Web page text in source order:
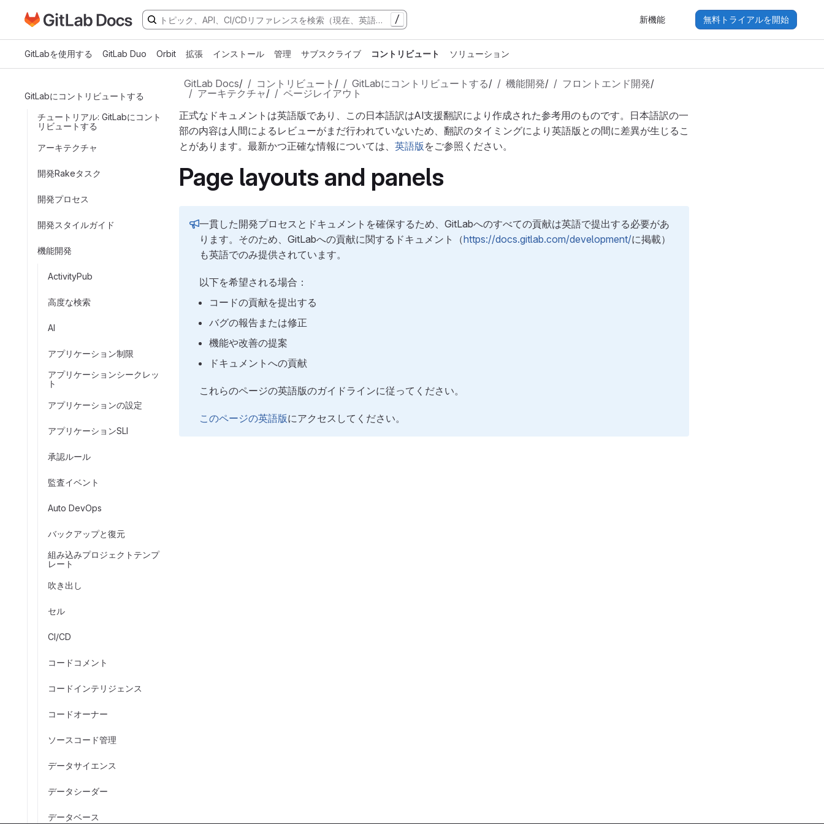
メインコンテンツにスキップ
GitLabドキュメントのホームページに移動 / 新機能 無料トライアルを開始
GitLabを使用する GitLab Duo Orbit 拡張 インストール 管理 サブスクライブ コントリビュート ソリューション
GitLabにコントリビュートする
チュートリアル: GitLabにコント
リビュートする
アーキテクチャ
開発Rakeタスク
開発プロセス
開発スタイルガイド
機能開発
ActivityPub
高度な検索
AI
アプリケーション制限
アプリケーションシークレッ
ト
アプリケーションの設定
アプリケーションSLI
承認ルール
監査イベント
Auto DevOps
バックアップと復元
組み込みプロジェクトテンプ
レート
吹き出し
セル
CI/CD
コードコメント
コードインテリジェンス
コードオーナー
ソースコード管理
データサイエンス
データシーダー
データベース
GitLab Docs/ コントリビュート / GitLabにコントリビュートする/ 機能開発/ フロントエンド開発/
アーキテクチャ/
ページレイアウト
正式なドキュメントは英語版であり、この日本語訳はAI支援翻訳により作成された参考用のものです。日本語訳の一
部の内容は人間によるレビューがまだ行われていないため、翻訳のタイミングにより英語版との間に差異が生じるこ
とがあります。最新かつ正確な情報については、 英語版 をご参照ください。
Page layouts and panels
一貫した開発プロセスとドキュメントを確保するため、GitLabへのすべての貢献は英語で提出する必要があ
ります。そのため、GitLabへの貢献に関するドキュメント（https://docs.gitlab.com/development/に掲載）
も英語でのみ提供されています。
以下を希望される場合：
コードの貢献を提出する
バグの報告または修正
機能や改善の提案
ドキュメントへの貢献
これらのページの英語版のガイドラインに従ってください。
このページの英語版にアクセスしてください。